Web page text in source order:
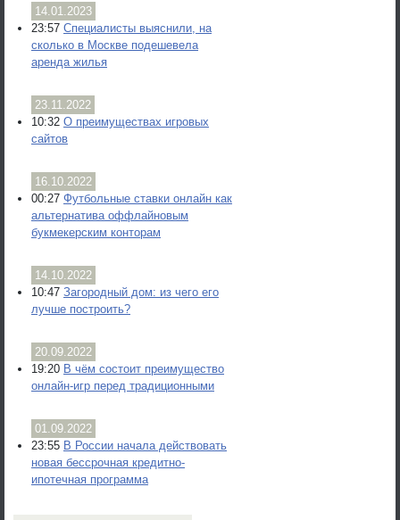
14.01.2023
23:57 Специалисты выяснили, на
сколько в Москве подешевела
аренда жилья
23.11.2022
10:32 О преимуществах игровых
сайтов
16.10.2022
00:27 Футбольные ставки онлайн как
альтернатива оффлайновым
букмекерским конторам
14.10.2022
10:47 Загородный дом: из чего его
лучше построить?
20.09.2022
19:20 В чём состоит преимущество
онлайн-игр перед традиционными
01.09.2022
23:55 В России начала действовать
новая бессрочная кредитно-
ипотечная программа